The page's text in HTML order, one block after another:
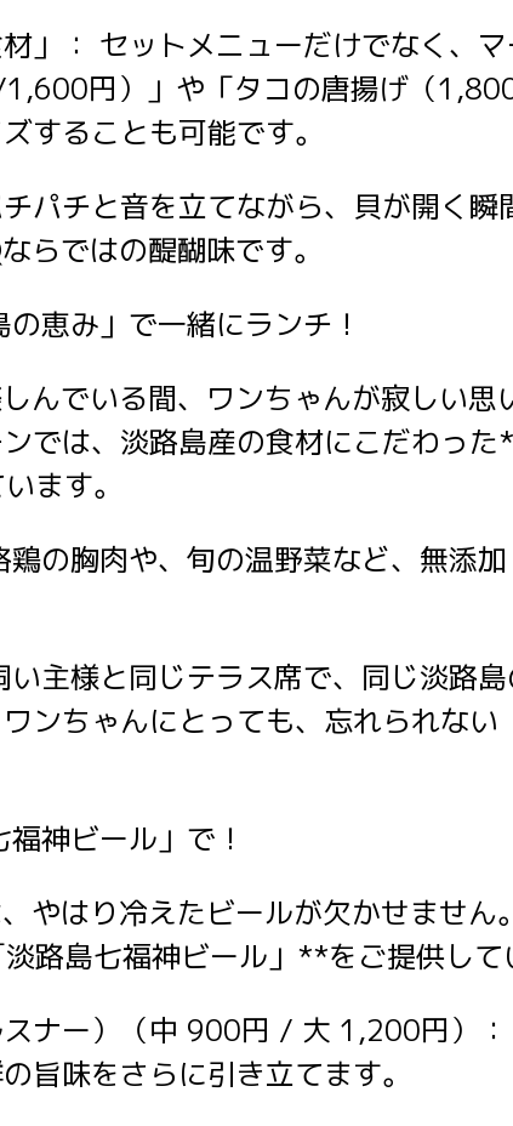
」： セットメニューだけでなく、
1,600円）」や「タコの唐揚げ（
することも可能です。
パチと音を立てながら、貝が開く瞬
らではの醍醐味です。
恵み」で一緒にランチ！
んでいる間、ワンちゃんが寂しい思
では、淡路島産の食材にこだわっ
ます。
の胸肉や、旬の温野菜など、無添
主様と同じテラス席で、同じ淡路
ンちゃんにとっても、忘れられな
神ビール」で！
やはり冷えたビールが欠かせません
路島七福神ビール」**をご提供して
ナー）（中 900円 / 大 1,200円）
旨味をさらに引き立てます。